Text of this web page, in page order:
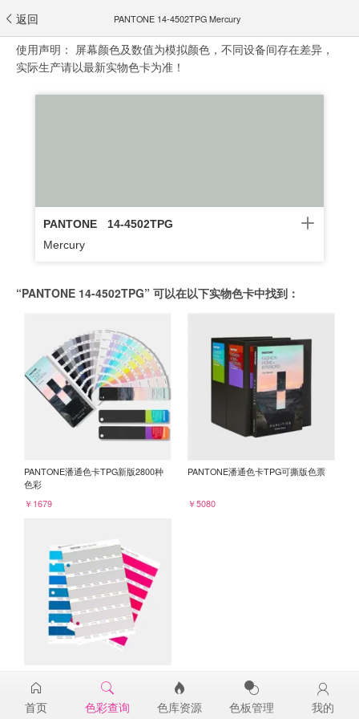
返回 PANTONE 14-4502TPG Mercury
使用声明： 屏幕颜色及数值为模拟颜色，不同设备间存在差异，
实际生产请以最新实物色卡为准！
PANTONE
14-4502TPG
Mercury
“PANTONE 14-4502TPG” 可以在以下实物色卡中找到：
PANTONE潘通色卡TPG新版2800种
色彩
￥1679
PANTONE潘通色卡TPG可撕版色票
￥5080
14-4502TPG
￥98
首页 色彩查询 色库资源 色板管理 我的